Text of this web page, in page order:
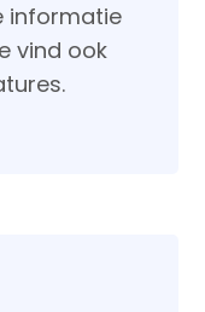
informatie
vind ook